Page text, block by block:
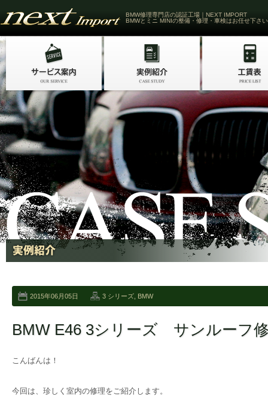
BMW修理専門店の認証工場｜NEXT IMPORT
BMWとミニ MINIの整備・修理・車検はお任せ下さい
2015年06月05日 3 シリーズ BMW
BMW E46 3シリーズ サンルーフ
こんばんは！
今回は、珍しく室内の修理をご紹介します。